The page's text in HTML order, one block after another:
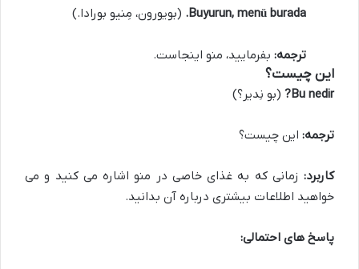
Buyurun, menü burada. (بویورون، مِنیو بورادا.)
ترجمه: بفرمایید، منو اینجاست.
این چیست؟
Bu nedir? (بو نِدیر؟)
ترجمه: این چیست؟
کاربرد: زمانی که به غذای خاصی در منو اشاره می کنید و می
خواهید اطلاعات بیشتری درباره آن بدانید.
پاسخ های احتمالی: